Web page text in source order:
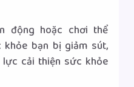
động hoặc chơi thể
bạn bị giảm sút,
cải thiện sức khỏe